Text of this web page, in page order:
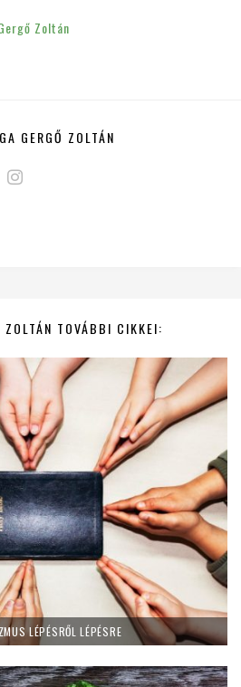
Zoltán
GERGŐ ZOLTÁN
ZOLTÁN TOVÁBBI CIKKEI:
LÉPÉSRŐL LÉPÉSRE